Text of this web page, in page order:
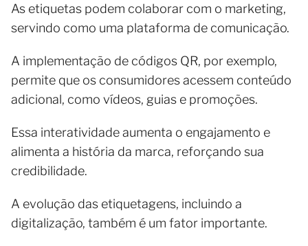
As etiquetas podem colaborar com o marketing,
servindo como uma plataforma de comunicação.
A implementação de códigos QR, por exemplo,
permite que os consumidores acessem conteúdo
adicional, como vídeos, guias e promoções.
Essa interatividade aumenta o engajamento e
alimenta a história da marca, reforçando sua
credibilidade.
A evolução das etiquetagens, incluindo a
digitalização, também é um fator importante.